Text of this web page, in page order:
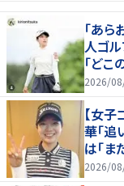
「あら
人ゴ
「どこ
2026/
【女
華「
は「ま
2026/